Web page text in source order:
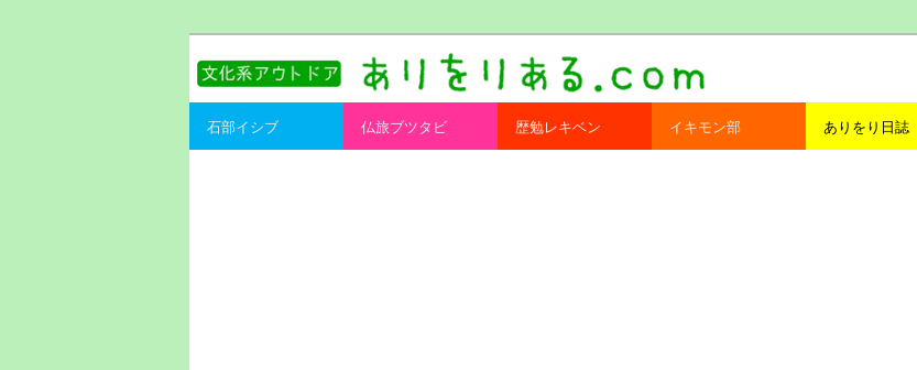
ありをりある.com
書を持ってそとへ出よう。
Main menu
Skip to primary content
Skip to secondary content
石部イシブ 仏旅ブツタビ 歴勉レキベン イキモン部 ありをり日誌